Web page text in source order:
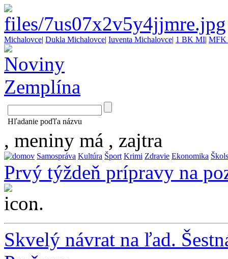
Michalovce| Dukla Michalovce| Iuventa Michalovce| 1 BK MI| MFK
Hľadanie poďľa názvu
, meniny má , zajtra
Samospráva Kultúra Šport Krimi Zdravie Ekonomika
Prvý týždeň prípravy na
...
Skvelý návrat na ľad.